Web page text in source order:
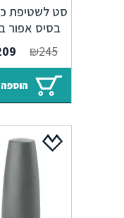
סט לשטיפת
בסיס אפור
352175 (330140)
₪245